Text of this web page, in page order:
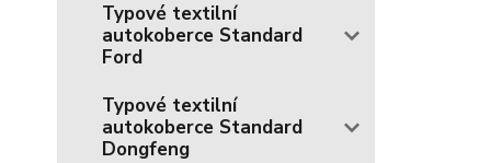
Typové textilní
autokoberce Standard
Ford
Typové textilní
autokoberce Standard
Dongfeng